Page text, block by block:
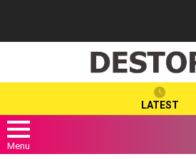
LATEST
Menu